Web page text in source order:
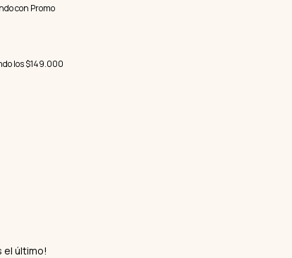
con Promo
los$149.000
el último!